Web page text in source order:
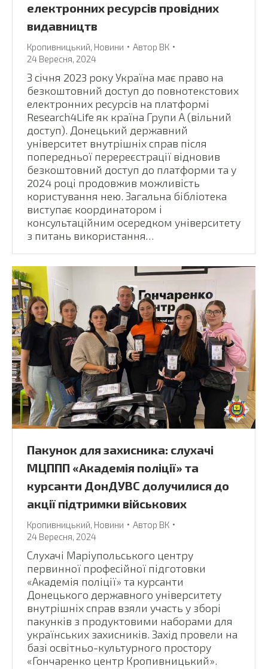
електронних ресурсів провідних
видавництв
Кропивницький, Новини Автор ВК
24 Вересня, 2024
З січня 2023 року Україна має право на
безкоштовний доступ до повнотекстових
електронних ресурсів на платформі
Research4Life як країна Групи А (вільний
доступ). Донецький державний
університет внутрішніх справ після
попередньої перереєстрації відновив
безкоштовний доступ до платформи та у
2024 році продовжив можливість
користування нею. Загальна бібліотека
виступає координатором і
консультаційним осередком університету
з питань використання…
Пакунок для захисника: слухачі
МЦППП «Академія поліції» та
курсанти ДонДУВС долучилися до
акції підтримки військових
Кропивницький, Новини Автор ВК
24 Вересня, 2024
Слухачі Маріупольського центру
первинної професійної підготовки
«Академія поліції» та курсанти
Донецького державного університету
внутрішніх справ взяли участь у зборі
пакунків з продуктовими наборами для
українських захисників. Захід провели на
базі освітньо-культурного простору
«Гончаренко центр Кропивницький».